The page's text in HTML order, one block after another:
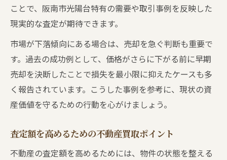
ことで、阪南市光陽台特有の需要や取引事例を反映した
現実的な査定が期待できます。
市場が下落傾向にある場合は、売却を急ぐ判断も重要で
す。過去の成功例として、価格がさらに下がる前に早期
売却を決断したことで損失を最小限に抑えたケースも多
く報告されています。こうした事例を参考に、現状の資
産価値を守るための行動を心がけましょう。
査定額を高めるための不動産買取ポイント
不動産の査定額を高めるためには、物件の状態を整える